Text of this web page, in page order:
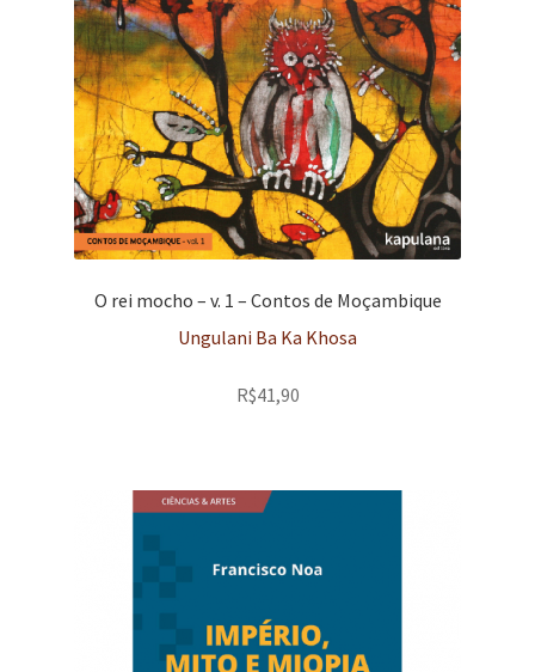
O rei mocho – v. 1 – Contos de Moçambique
Ungulani Ba Ka Khosa
R$41,90